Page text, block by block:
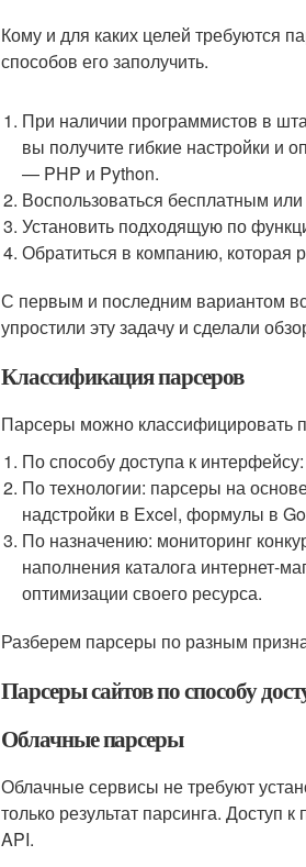
Кому и для каких целей требуются
способов его заполучить.
При наличии программистов в
вы получите гибкие настройки и
— PHP и Python.
Воспользоваться бесплатным
Установить подходящую по
Обратиться в компанию, которая
С первым и последним вариантом
упростили эту задачу и сделали
Классификация парсеров
Парсеры можно классифицировать
По способу доступа к
По технологии: парсеры на
надстройки в Excel, формулы в
По назначению: мониторинг
наполнения каталога интернет-
оптимизации своего ресурса.
Разберем парсеры по разным
Парсеры сайтов по способу
Облачные парсеры
Облачные сервисы не требуют
только результат парсинга.
API.